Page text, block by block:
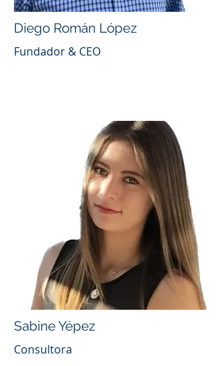
Diego Román López
Fundador & CEO
Sabine Yépez
Consultora